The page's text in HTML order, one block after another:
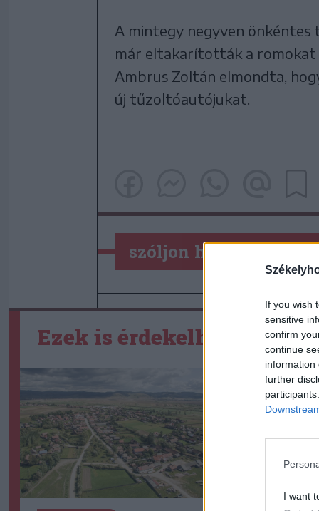
If you wish
sensitive
confirm
continue
information
further
I want
A mintegy negyven önkéntes
már eltakarították a romokat
Ambrus Zoltán elmondta,
új tűzoltóautójukat.
szóljon hozzá!
Ezek is érdekelhetik